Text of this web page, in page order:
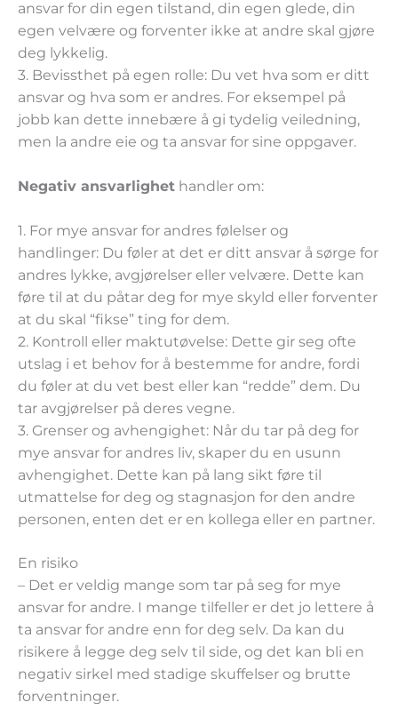
ansvar for din egen tilstand, din egen glede, din
egen velvære og forventer ikke at andre skal gjøre
deg lykkelig.
3. Bevissthet på egen rolle: Du vet hva som er ditt
ansvar og hva som er andres. For eksempel på
jobb kan dette innebære å gi tydelig veiledning,
men la andre eie og ta ansvar for sine oppgaver.
Negativ ansvarlighet handler om:
1. For mye ansvar for andres følelser og
handlinger: Du føler at det er ditt ansvar å sørge for
andres lykke, avgjørelser eller velvære. Dette kan
føre til at du påtar deg for mye skyld eller forventer
at du skal “fikse” ting for dem.
2. Kontroll eller maktutøvelse: Dette gir seg ofte
utslag i et behov for å bestemme for andre, fordi
du føler at du vet best eller kan “redde” dem. Du
tar avgjørelser på deres vegne.
3. Grenser og avhengighet: Når du tar på deg for
mye ansvar for andres liv, skaper du en usunn
avhengighet. Dette kan på lang sikt føre til
utmattelse for deg og stagnasjon for den andre
personen, enten det er en kollega eller en partner.
En risiko
– Det er veldig mange som tar på seg for mye
ansvar for andre. I mange tilfeller er det jo lettere å
ta ansvar for andre enn for deg selv. Da kan du
risikere å legge deg selv til side, og det kan bli en
negativ sirkel med stadige skuffelser og brutte
forventninger.